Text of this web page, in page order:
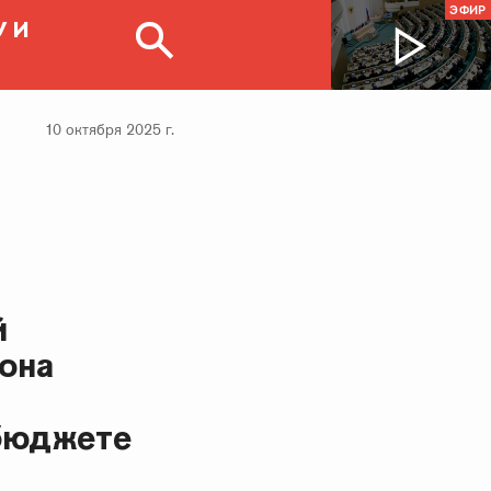
И
ЭФИР
10 октября 2025 г.